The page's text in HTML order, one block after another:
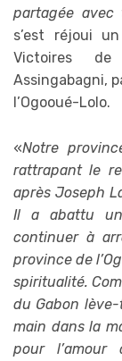
partagée avec
s’est réjoui
Victoires de
Assingabagni,
l’Ogooué-Lolo.
«Notre
rattrapant le
après Joseph
Il a abattu un
continuer à
province de
spiritualité.
du Gabon
main dans la
pour